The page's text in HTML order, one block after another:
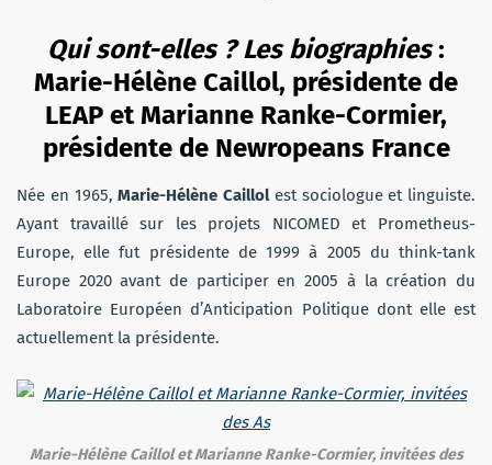
Qui sont-elles ? Les biographies:
Marie-Hélène Caillol, présidente de
LEAP et Marianne Ranke-Cormier,
présidente de Newropeans France
Née en 1965,Marie-Hélène Caillolest sociologue et linguiste.
Ayant travaillé sur les projets NICOMED et Prometheus-
Europe, elle fut présidente de 1999 à 2005 du think-tank
Europe 2020 avant de participer en 2005 à la création du
Laboratoire Européen d’Anticipation Politique dont elle est
actuellement la présidente.
Marie-Hélène Caillol et Marianne Ranke-Cormier, invitées des